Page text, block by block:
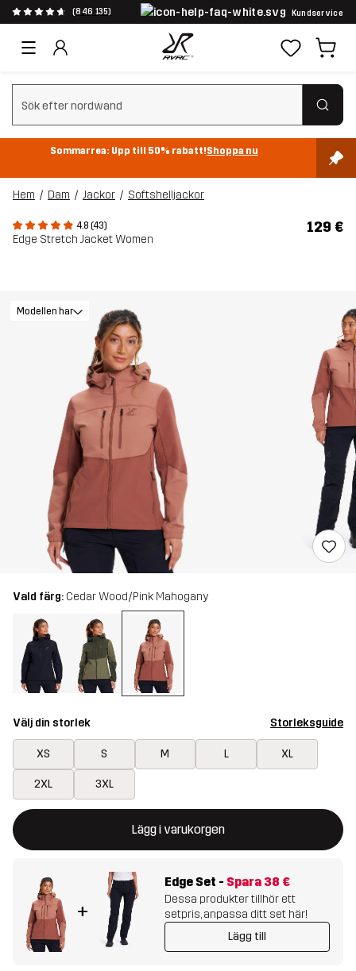
(846 135) Kundservice
Rensa sök
Sommarrea: Upp till 50% rabatt!Shoppa nu
Hem Dam Jackor Softshelljackor
4.8 (43)
Edge Stretch Jacket Women
129 €
Modellen har
Vald färg: Cedar Wood/Pink Mahogany
Välj din storlek Storleksguide
XS S M L XL
2XL 3XL
Lägg i varukorgen
Denna knapp kommer att öppna en modal som bekräftar en ny
{{size}} inte tillgänglig
+
Edge Set - Spara 38 €
Dessa produkter tillhör ett
setpris, anpassa ditt set här!
Lägg till